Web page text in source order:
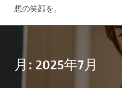
想の笑顔を。
月: 2025年7月